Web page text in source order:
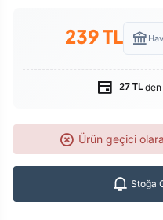
239TL
27 TL
Ürün geçici
Stoğa